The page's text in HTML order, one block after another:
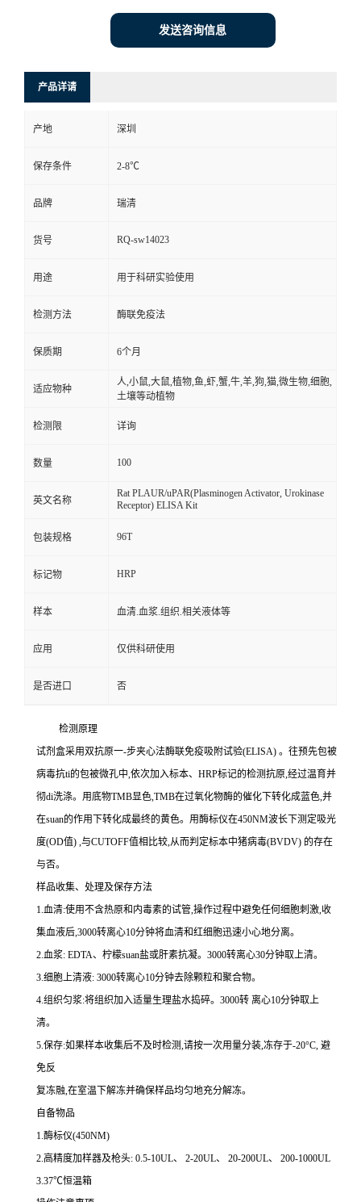
发送咨询信息
产品详请
产地 深圳
保存条件 2-8℃
品牌 瑞清
货号 RQ-sw14023
用途 用于科研实验使用
检测方法 酶联免疫法
保质期 6个月
适应物种
人,小鼠,大鼠,植物,鱼,虾,蟹,牛,羊,狗,猫,微生物,细胞,
土壤等动植物
检测限 详询
数量 100
英文名称
Rat PLAUR/uPAR(Plasminogen Activator, Urokinase
Receptor) ELISA Kit
包装规格 96T
标记物 HRP
样本 血清.血浆.组织.相关液体等
应用 仅供科研使用
是否进口 否
检测原理
试剂盒采用双抗原一-步夹心法酶联免疫吸附试验(ELISA) 。往预先包被
病毒抗ti的包被微孔中,依次加入标本、 HRP标记的检测抗原,经过温育并
彻di洗涤。用底物TMB显色,TMB在过氧化物酶的催化下转化成蓝色,并
在suan的作用下转化成最终的黄色。用酶标仪在450NM波长下测定吸光
度(OD值) ,与CUTOFF值相比较,从而判定标本中猪病毒(BVDV) 的存在
与否。
样品收集、处理及保存方法
1.血清:使用不含热原和内毒素的试管,操作过程中避免任何细胞刺激,收
集血液后,3000转离心10分钟将血清和红细胞迅速小心地分离。
2.血浆: EDTA、柠檬suan盐或肝素抗凝。 3000转离心30分钟取上清。
3.细胞上清液: 3000转离心10分钟去除颗粒和聚合物。
4.组织匀浆:将组织加入适量生理盐水捣碎。 3000转 离心10分钟取上
清。
5.保存:如果样本收集后不及时检测,请按一次用量分装,冻存于-20°C, 避
免反
复冻融,在室温下解冻并确保样品均匀地充分解冻。
自备物品
1.酶标仪(450NM)
2.高精度加样器及枪头: 0.5-10UL、 2-20UL、 20-200UL、 200-1000UL
3.37℃恒温箱